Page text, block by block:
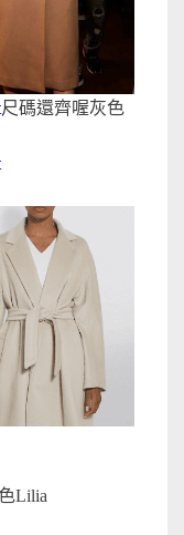
尺碼還齊喔灰色
Lilia